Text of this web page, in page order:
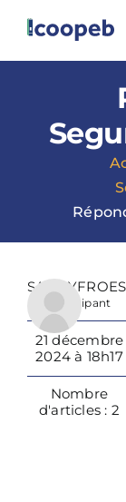
contenu
Participant
21 décembre
2024 à 18h17
Nombre
d'articles : 2